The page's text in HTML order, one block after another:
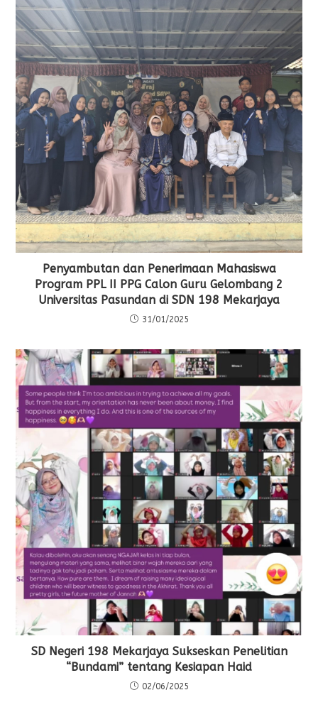
Penyambutan dan Penerimaan Mahasiswa
Program PPL II PPG Calon Guru Gelombang 2
Universitas Pasundan di SDN 198 Mekarjaya
31/01/2025
SD Negeri 198 Mekarjaya Sukseskan Penelitian
“Bundami” tentang Kesiapan Haid
02/06/2025